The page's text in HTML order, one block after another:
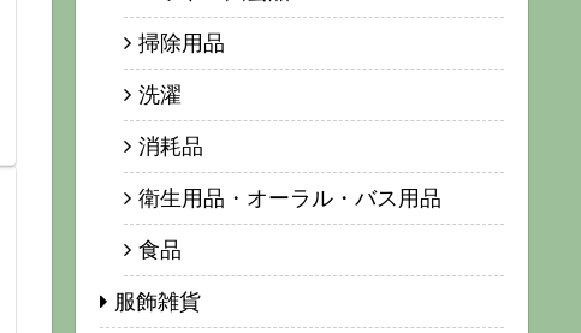
掃除用品
洗濯
消耗品
衛生用品・オーラル・バス用品
食品
服飾雑貨